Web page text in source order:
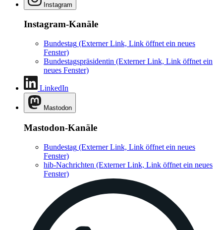
Instagram
Instagram-Kanäle
Bundestag (Externer Link, Link öffnet ein neues
Fenster)
Bundestagspräsidentin (Externer Link, Link öffnet ein
neues Fenster)
LinkedIn
Mastodon
Mastodon-Kanäle
Bundestag (Externer Link, Link öffnet ein neues
Fenster)
hib-Nachrichten (Externer Link, Link öffnet ein neues
Fenster)